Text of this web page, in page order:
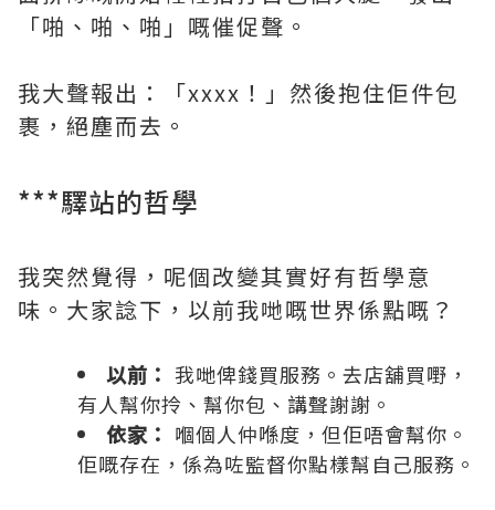
「啪、啪、啪」嘅催促聲。
我大聲報出：「xxxx！」然後抱住佢件包
裹，絕塵而去。
***驛站的哲學
我突然覺得，呢個改變其實好有哲學意
味。大家諗下，以前我哋嘅世界係點嘅？
以前： 我哋俾錢買服務。去店舖買嘢，
有人幫你拎、幫你包、講聲謝謝。
依家： 嗰個人仲喺度，但佢唔會幫你。
佢嘅存在，係為咗監督你點樣幫自己服務。